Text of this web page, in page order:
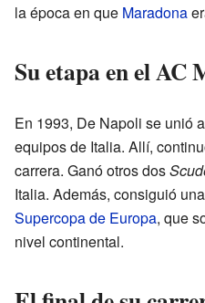
la época en que Maradona
Su etapa en el AC
En 1993, De Napoli se unió
equipos de Italia. Allí,
carrera. Ganó otros dos
Italia. Además, consiguió una
Supercopa de Europa, que
nivel continental.